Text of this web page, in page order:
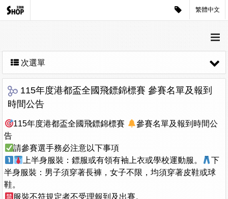
繁體中文
次選單
115年度港都盃全國飛鏢錦標賽 參賽名單及報到
時間公告
115年度港都盃全國飛鏢錦標賽
參賽名單及報到時間公
告
請參賽選手務必注意以下事項
上半身服裝：鏢服或有領有袖上衣或學校運動服。
下
半身服裝：男子須穿著長褲，女子不限，均須穿著皮鞋或球
鞋。
服裝不符規定者不受理報到及出賽。